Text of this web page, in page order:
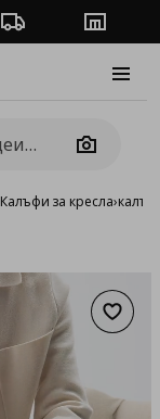
Проследяване на
Camera
Калъфи за кресла›калъф